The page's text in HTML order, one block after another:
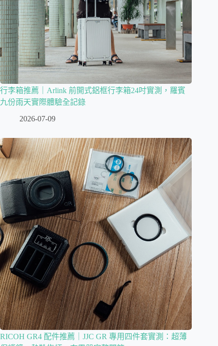
行李箱推薦｜Arlink 前開式鋁框行李箱24吋實測，羅賓
九份雨天實際體驗全記錄
2026-07-09
RICOH GR4 配件推薦｜JJC GR 專用四件套實測：超薄